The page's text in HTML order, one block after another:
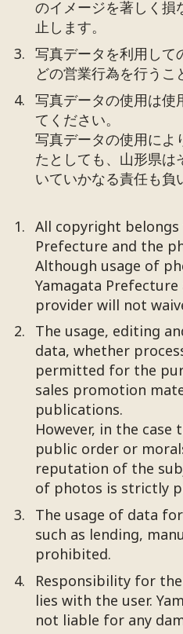
のイメージを著しく損
止します。
写真データを利用して
どの営業行為を行うこ
写真データの使用は使
てください。
写真データの使用によ
たとしても、山形県は
いていかなる責任も負
All copyright belongs
Prefecture and the
Although usage of
Yamagata
provider will not
The usage, editing
data, whether
permitted for the
sales promotion
publications.
However, in the
public order or
reputation of the
of photos is strictly
The usage of data
such as lending,
prohibited.
Responsibility for
lies with the user.
not liable for any